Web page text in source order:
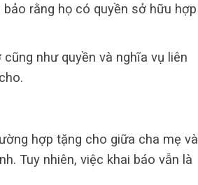
rằng họ có quyền sở hữu hợp
như quyền và nghĩa vụ liên
hợp tặng cho giữa cha mẹ và
Tuy nhiên, việc khai báo vẫn là